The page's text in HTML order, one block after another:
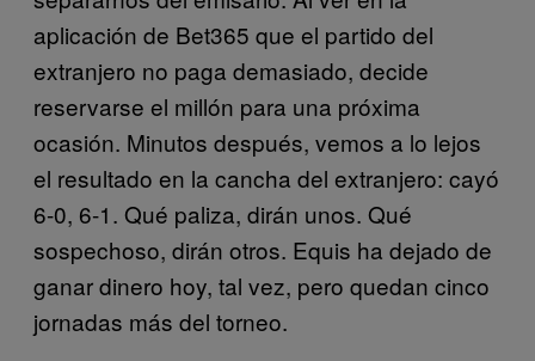
aplicación de Bet365 que el partido del
extranjero no paga demasiado, decide
reservarse el millón para una próxima
ocasión. Minutos después, vemos a lo lejos
el resultado en la cancha del extranjero: cayó
6-0, 6-1. Qué paliza, dirán unos. Qué
sospechoso, dirán otros. Equis ha dejado de
ganar dinero hoy, tal vez, pero quedan cinco
jornadas más del torneo.